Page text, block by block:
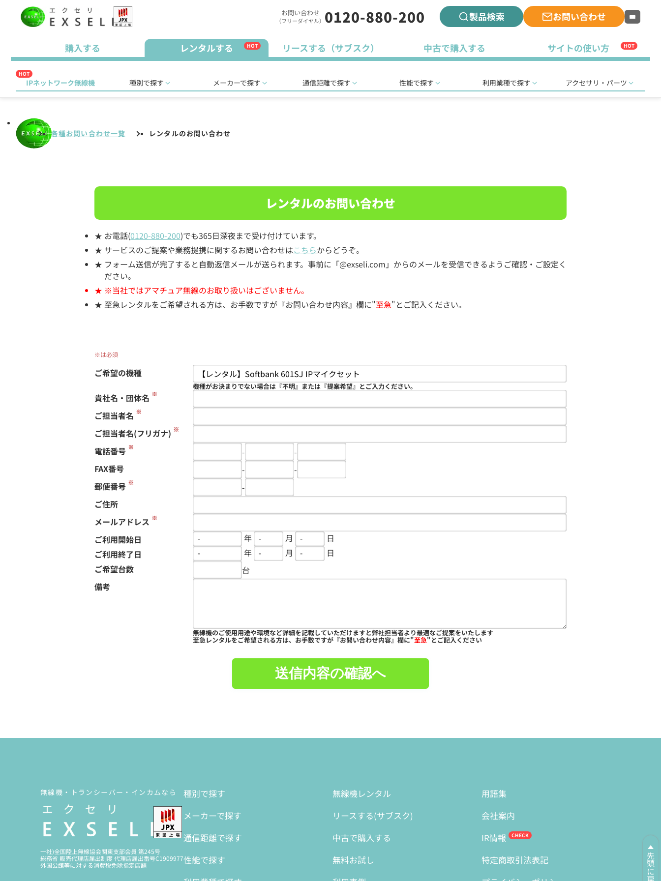
お問い合わせ
（フリーダイヤル） 0120-880-200 製品検索 お問い合わせ
購入する レンタルする HOT リースする（サブスク） 中古で購入する サイトの使い方 HOT
HOT
IPネットワーク無線機 種別で探す メーカーで探す 通信距離で探す 性能で探す 利用業種で探す アクセサリ・パーツ
各種お問い合わせ一覧 レンタルのお問い合わせ
レンタルのお問い合わせ
お電話(0120-880-200)でも365日深夜まで受け付けています。
サービスのご提案や業務提携に関するお問い合わせはこちらからどうぞ。
フォーム送信が完了すると自動返信メールが送られます。事前に「@exseli.com」からのメールを受信できるようご確認・ご設定く
ださい。
※当社ではアマチュア無線のお取り扱いはございません。
至急レンタルをご希望される方は、お手数ですが『お問い合わせ内容』欄に"至急"とご記入ください。
※は必須
ご希望の機種
機種がお決まりでない場合は『不明』または『提案希望』とご入力ください。
貴社名・団体名 ※
ご担当者名 ※
ご担当者名(フリガナ) ※
電話番号 ※ -
-
FAX番号
-
-
郵便番号 ※
-
ご住所
メールアドレス ※
ご利用開始日 年 月
日
ご利用終了日
年 月
日
ご希望台数
台
備考
無線機のご使用用途や環境など詳細を記載していただけますと弊社担当者より最適なご提案をいたします
至急レンタルをご希望される方は、お手数ですが『お問い合わせ内容』欄に"至急"とご記入ください
送信内容の確認へ
先頭に戻る
無線機・トランシーバー・インカムなら
一社)全国陸上無線協会関東支部会員 第245号
総務省 販売代理店届出制度 代理店届出番号C1909977
外国公館等に対する消費税免除指定店舗
種別で探す
メーカーで探す
通信距離で探す
性能で探す
無線機レンタル
リースする(サブスク)
中古で購入する
無料お試し
用語集
会社案内
IR情報
特定商取引法表記